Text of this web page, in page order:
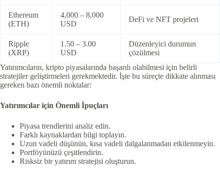
Ethereum
(ETH)
4,000 – 8,000
USD
DeFi ve NFT projeleri
Ripple
(XRP)
1.50 – 3.00
USD
Düzenleyici durumun
çözülmesi
Yatırımcıların, kripto piyasalarında başarılı olabilmesi için belirli
stratejiler geliştirmeleri gerekmektedir. İşte bu süreçte dikkate alınması
gereken bazı önemli noktalar:
Yatırımcılar için Önemli İpuçları
Piyasa trendlerini analiz edin.
Farklı kaynaklardan bilgi toplayın.
Uzun vadeli düşünün, kısa vadeli dalgalanmadan etkilenmeyin.
Portföyünüzü çeşitlendirin.
Risksiz bir yatırım stratejisi oluşturun.